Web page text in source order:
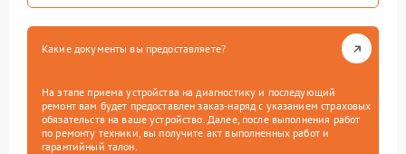
Какие документы вы предоставляете?
На этапе приема устройства на диагностику и последующий
ремонт вам будет предоставлен заказ-наряд с указанием страховых
обязательств на ваше устройство. Далее, после выполнения работ
по ремонту техники, вы получите акт выполненных работ и
гарантийный талон.